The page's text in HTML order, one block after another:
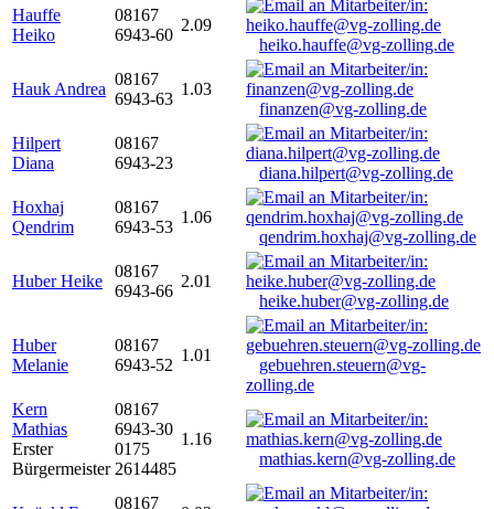
Hauffe
Heiko
08167
6943-60
2.09
heiko.hauffe@vg-zolling.de
Hauk Andrea
08167
6943-63
1.03
finanzen@vg-zolling.de
Hilpert
Diana
08167
6943-23
diana.hilpert@vg-zolling.de
Hoxhaj
Qendrim
08167
6943-53
1.06
qendrim.hoxhaj@vg-zolling.de
Huber Heike
08167
6943-66
2.01
heike.huber@vg-zolling.de
Huber
Melanie
08167
6943-52
1.01
gebuehren.steuern@vg-
zolling.de
Kern
Mathias
Erster
Bürgermeister
08167
6943-30
0175
2614485
1.16
mathias.kern@vg-zolling.de
08167